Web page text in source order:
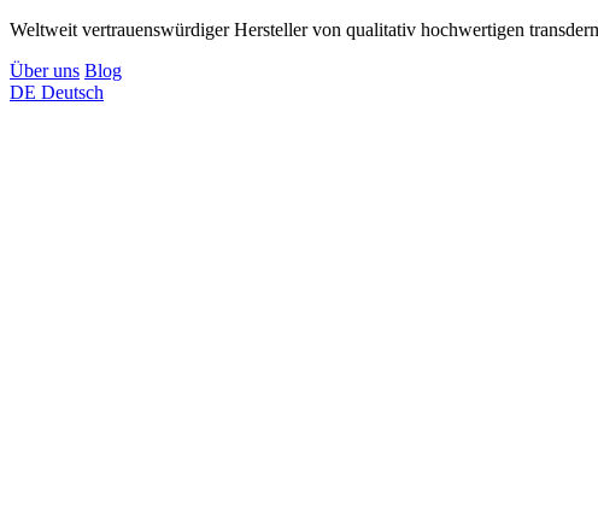
Weltweit vertrauenswürdiger Hersteller von qualitativ hochwertigen
Über uns Blog
DE Deutsch